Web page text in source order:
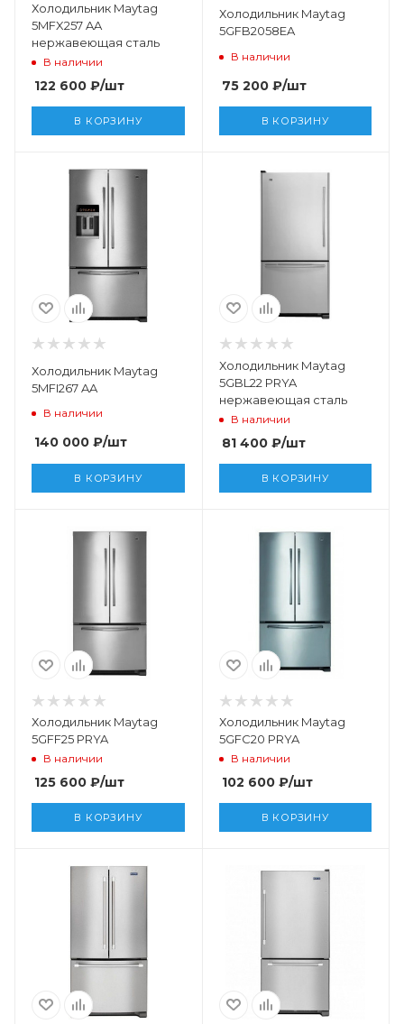
Холодильник Maytag
5MFX257 AA
нержавеющая сталь
В наличии
122 600 ₽/шт
В КОРЗИНУ
Холодильник Maytag
5GFB2058EA
В наличии
75 200₽/шт
В КОРЗИНУ
Холодильник Maytag
5MFI267 AA
В наличии
140 000 ₽/шт
В КОРЗИНУ
Холодильник Maytag
5GBL22 PRYA
нержавеющая сталь
В наличии
81 400₽/шт
В КОРЗИНУ
Холодильник Maytag
5GFF25 PRYA
В наличии
125 600 ₽/шт
В КОРЗИНУ
Холодильник Maytag
5GFC20 PRYA
В наличии
102 600₽/шт
В КОРЗИНУ